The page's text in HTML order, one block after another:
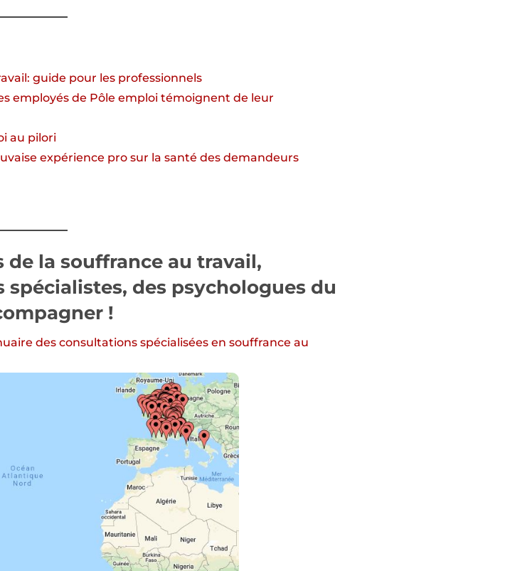
guide pour les professionnels
employés de Pôle emploi témoignent de leur
au pilori
expérience pro sur la santé des demandeurs
la souffrance au travail,
spécialistes, des psychologues du
!
des consultations spécialisées en souffrance au